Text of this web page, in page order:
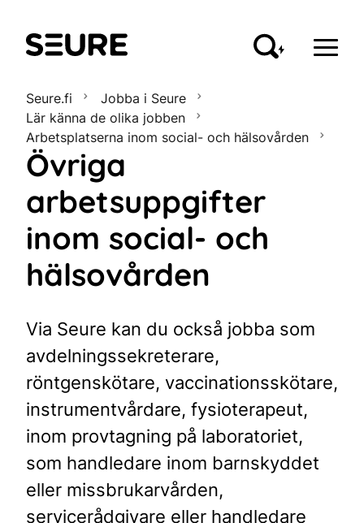
Seure
Seure.fi
Jobba i Seure
Lär känna de olika jobben
Arbetsplatserna inom social- och hälsovården
Övriga
arbetsuppgifter
inom social- och
hälsovården
Via Seure kan du också jobba som
avdelningssekreterare,
röntgenskötare, vaccinationsskötare,
instrumentvårdare, fysioterapeut,
inom provtagning på laboratoriet,
som handledare inom barnskyddet
eller missbrukarvården,
servicerådgivare eller handledare